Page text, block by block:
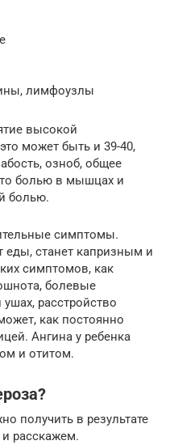
лимфоузлы
высокой
может быть и 39-40,
озноб, общее
болью в мышцах и
болью.
симптомы.
еды, станет капризным и
симптомов, как
болевые
расстройство
как постоянно
Ангина у ребенка
и отитом.
получить в результате
расскажем.